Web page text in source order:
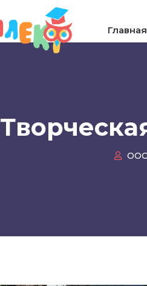
Главная
ООО